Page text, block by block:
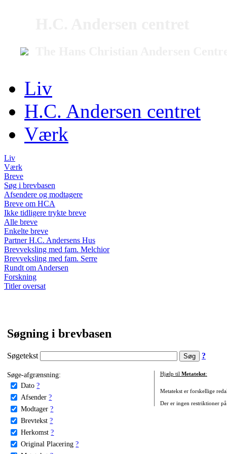
Liv
H.C. Andersen centret
Værk
Liv
Værk
Breve
Søg i brevbasen
Afsendere og modtagere
Breve om HCA
Ikke tidligere trykte breve
Alle breve
Enkelte breve
Partner H.C. Andersens Hus
Brevveksling med fam. Melchior
Brevveksling med fam. Serre
Rundt om Andersen
Forskning
Titler oversat
Søgning i brevbasen
Søgetekst ?
Søge-afgrænsning:
Dato ?
Afsender ?
Modtager ?
Brevtekst ?
Herkomst ?
Original Placering ?
Hjælp til Metatekst:
Metatekst er forskellige
Der er ingen restriktioner